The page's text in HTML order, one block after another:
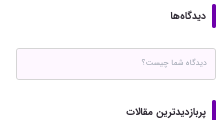
دیدگاه‌ها
پربازدیدترین مقالات